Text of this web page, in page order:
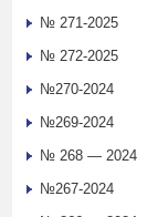
№ 271-2025
№ 272-2025
№270-2024
№269-2024
№ 268 — 2024
№267-2024